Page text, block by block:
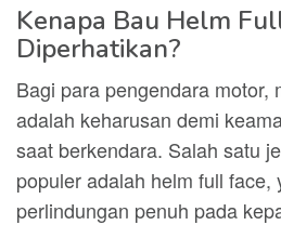
Kenapa Bau Helm
Diperhatikan?
Bagi para pengendara motor,
adalah keharusan demi
saat berkendara. Salah satu
populer adalah helm full face,
perlindungan penuh pada